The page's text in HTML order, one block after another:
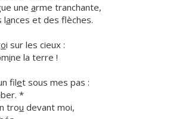
une arme tranchante,
lances et des flèches.
oi sur les cieux :
ine la terre !
filet sous mes pas :
*
trou devant moi,